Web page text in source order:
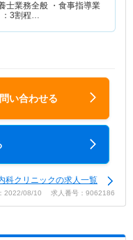
士業務全般 ・食事指導業
3割程…
い合わせる
科クリニックの求人一覧
2022/08/10 求人番号：9062186